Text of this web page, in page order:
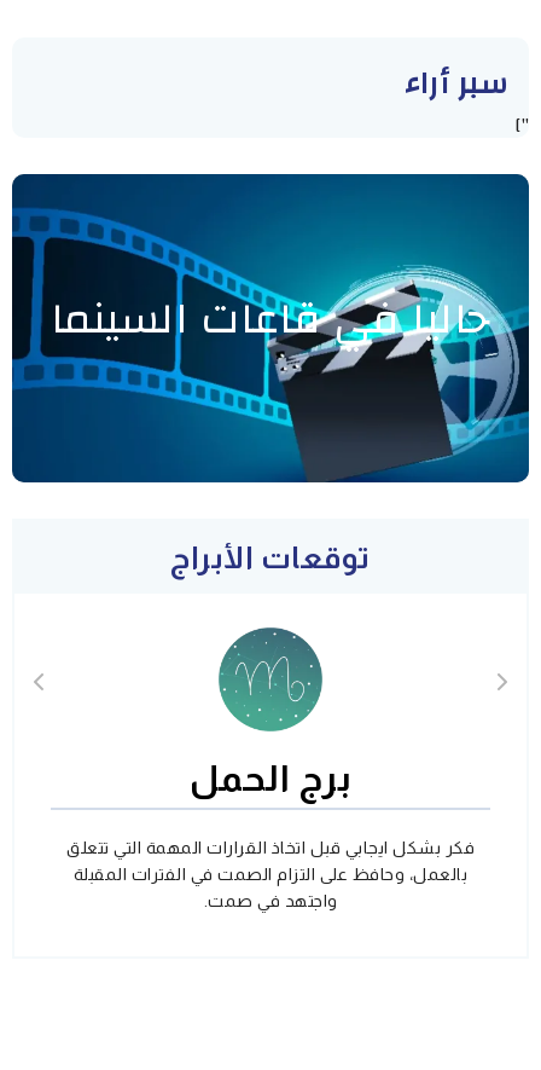
سبر أراء
"]
حاليا في قاعات السينما
توقعات الأبراج
برج الحمل
فكر بشكل ايجابي قبل اتخاذ القرارات المهمة التي تتعلق
بالعمل، وحافظ على التزام الصمت في الفترات المقبلة
واجتهد في صمت.